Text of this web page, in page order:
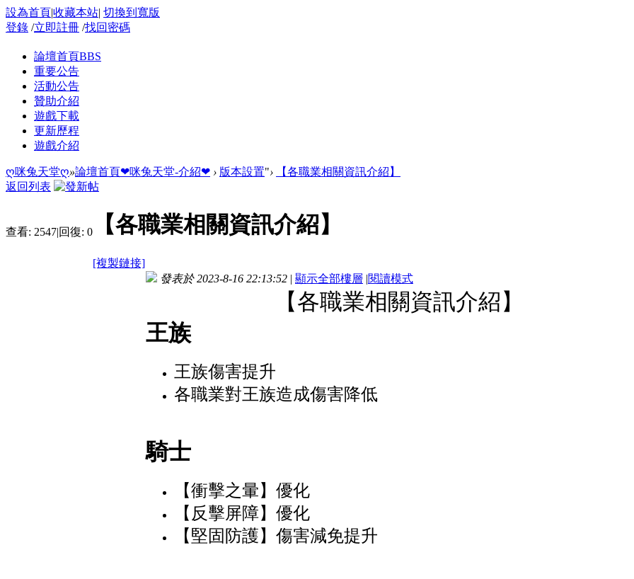
設為首頁|收藏本站| 切換到寬版
登錄 /立即註冊 /找回密碼
論壇首頁BBS
重要公告
活動公告
贊助介紹
遊戲下載
更新歷程
遊戲介紹
ღ咪兔天堂ღ»論壇首頁❤咪兔天堂-介紹❤ › 版本設置"›
【各職業相關資訊介紹】
返回列表
查看: 2547|回復: 0 【各職業相關資訊介紹】
[複製鏈接]
發表於 2023-8-16 22:13:52 | 顯示全部樓層 |閱讀模式
【各職業相關資訊介紹】
王族
王族傷害提升
各職業對王族造成傷害降低
騎士
【衝擊之暈】優化
【反擊屏障】優化
【堅固防護】傷害減免提升